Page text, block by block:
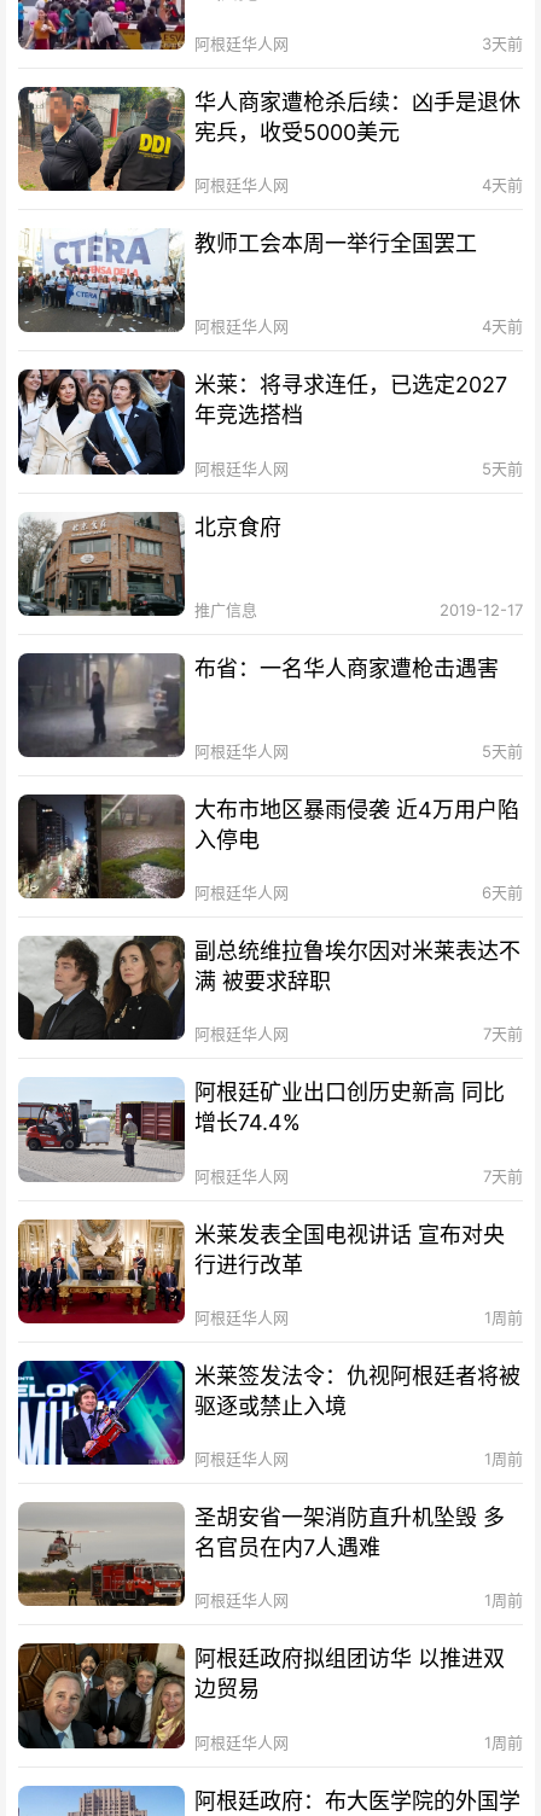
阿根廷华人网 3天前
华人商家遭枪杀后续：凶手是退休
宪兵，收受5000美元
阿根廷华人网 4天前
教师工会本周一举行全国罢工
阿根廷华人网 4天前
米莱：将寻求连任，已选定2027
年竞选搭档
阿根廷华人网 5天前
北京食府
推广信息 2019-12-17
布省：一名华人商家遭枪击遇害
阿根廷华人网 5天前
大布市地区暴雨侵袭 近4万用户陷
入停电
阿根廷华人网 6天前
副总统维拉鲁埃尔因对米莱表达不
满 被要求辞职
阿根廷华人网 7天前
阿根廷矿业出口创历史新高 同比
增长74.4%
阿根廷华人网 7天前
米莱发表全国电视讲话 宣布对央
行进行改革
阿根廷华人网 1周前
米莱签发法令：仇视阿根廷者将被
驱逐或禁止入境
阿根廷华人网 1周前
圣胡安省一架消防直升机坠毁 多
名官员在内7人遇难
阿根廷华人网 1周前
阿根廷政府拟组团访华 以推进双
边贸易
阿根廷华人网 1周前
阿根廷政府：布大医学院的外国学